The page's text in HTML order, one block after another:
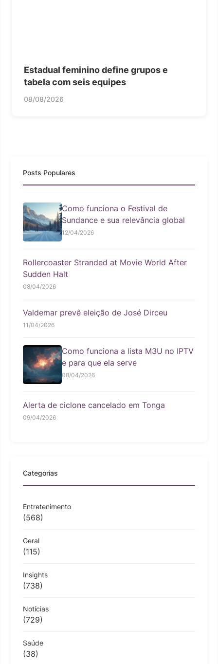
Estadual feminino define grupos e
tabela com seis equipes
08/08/2026
Posts Populares
Como funciona o Festival de
Sundance e sua relevância global
12/04/2026
Rollercoaster Stranded at Movie World After
Sudden Halt
08/04/2026
Valdemar prevê eleição de José Dirceu
11/04/2026
Como funciona a lista M3U no IPTV
e para que ela serve
08/04/2026
Alerta de ciclone cancelado em Tonga
09/04/2026
Categorias
Entretenimento
(568)
Geral
(115)
Insights
(738)
Notícias
(729)
Saúde
(38)